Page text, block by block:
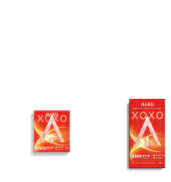
先享後付」後，將跳轉至「AFTEE先享後付」
認金額後，即可完成結帳。
不需立刻繳費，但若您需要取消訂單，請聯絡
意取消之訂單仍視為有效，需透過AFTEE先享
先享後付 」之結帳頁面顯示為準，若有關於
消欲退款等相關疑問，請聯繫「AFTEE先享後付
support/home
限公司提供之「AFTEE先享後付」服務完成之交
內提供個人資料，並將交易相關給付款項請求債
含以上)免運費
含以上)免運費
含以上)免運費